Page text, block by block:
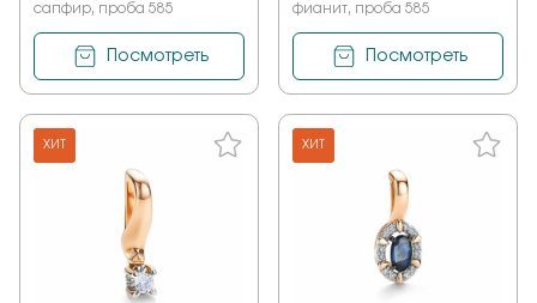
сапфир, проба 585
Посмотреть
фианит, проба 585
Посмотреть
ХИТ ХИТ